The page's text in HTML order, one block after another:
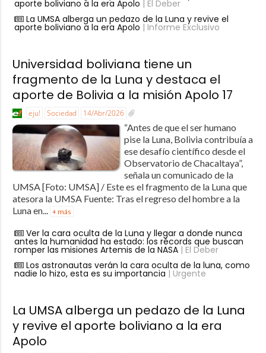
aporte boliviano a la era Apolo | El Deber
La UMSA alberga un pedazo de la Luna y revive el
aporte boliviano a la era Apolo | Informe Exclusivo
Universidad boliviana tiene un
fragmento de la Luna y destaca el
aporte de Bolivia a la misión Apolo 17
eju! Sociedad 14/Abr/2026
“Antes de que el ser humano
pise la Luna, Bolivia contribuía a
ese desafío científico desde el
Observatorio de Chacaltaya”,
señala un comunicado de la
UMSA [Foto: UMSA] / Este es el fragmento de la Luna que
atesora la UMSA Fuente: Tras el regreso del hombre a la
Luna en...
+ más
Ver la cara oculta de la Luna y llegar a donde nunca
antes la humanidad ha estado: los récords que buscan
romper las misiones Artemis de la NASA| El Deber
Los astronautas verán la cara oculta de la luna, como
nadie lo hizo, esta es su importancia | Urgente
La UMSA alberga un pedazo de la Luna
y revive el aporte boliviano a la era
Apolo